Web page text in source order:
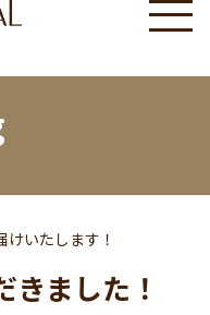
いたします！
ました！